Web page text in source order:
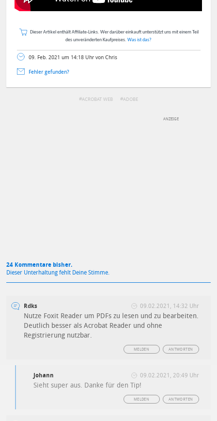
Dieser Artikel enthält Affiliate-Links. Wer darüber einkauft unterstützt uns mit einem Teil
des unveränderten Kaufpreises. Was ist das?
09. Feb. 2021 um 14:18 Uhr von Chris
Fehler gefunden?
ACROBAT WEB ADOBE
24 Kommentare bisher.
Dieser Unterhaltung fehlt Deine Stimme.
Rdks 09.02.2021, 14:32 Uhr
Nutze Foxit Reader um PDFs zu lesen und zu bearbeiten.
Deutlich besser als Acrobat Reader und ohne
Registrierung nutzbar.
ANTWORTEN
MELDEN
Johann 09.02.2021, 20:49 Uhr
Sieht super aus. Danke für den Tip!
ANTWORTEN
MELDEN